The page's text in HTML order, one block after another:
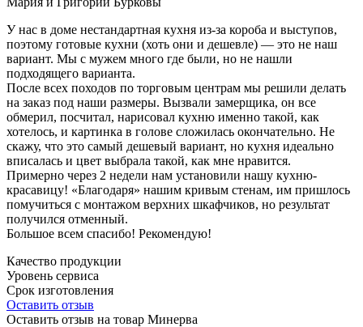
У нас в доме нестандартная кухня из-за короба и выступов,
поэтому готовые кухни (хоть они и дешевле) — это не наш
вариант. Мы с мужем много где были, но не нашли
подходящего варианта.
После всех походов по торговым центрам мы решили делать
на заказ под наши размеры. Вызвали замерщика, он все
обмерил, посчитал, нарисовал кухню именно такой, как
хотелось, и картинка в голове сложилась окончательно. Не
скажу, что это самый дешевый вариант, но кухня идеально
вписалась и цвет выбрала такой, как мне нравится.
Примерно через 2 недели нам установили нашу кухню-
красавицу! «Благодаря» нашим кривым стенам, им пришлось
помучиться с монтажом верхних шкафчиков, но результат
получился отменный.
Большое всем спасибо! Рекомендую!
Качество продукции
Уровень сервиса
Срок изготовления
Оставить отзыв
Оставить отзыв на товар Минерва